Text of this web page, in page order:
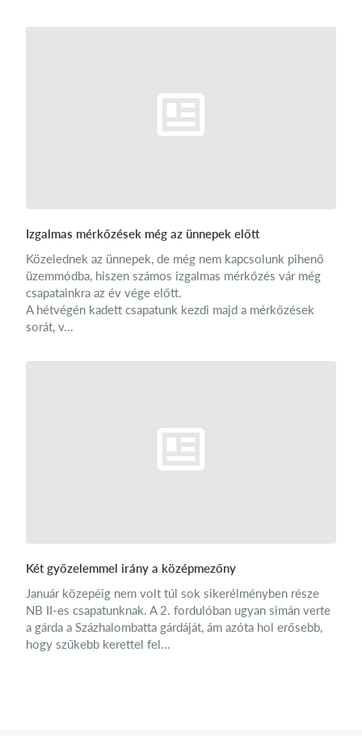
Izgalmas mérkőzések még az ünnepek előtt
Közelednek az ünnepek, de még nem kapcsolunk pihenő
üzemmódba, hiszen számos izgalmas mérkőzés vár még
csapatainkra az év vége előtt.
A hétvégén kadett csapatunk kezdi majd a mérkőzések
sorát, v...
Két győzelemmel irány a középmezőny
Január közepéig nem volt túl sok sikerélményben része
NB II-es csapatunknak. A 2. fordulóban ugyan simán verte
a gárda a Százhalombatta gárdáját, ám azóta hol erősebb,
hogy szűkebb kerettel fel...